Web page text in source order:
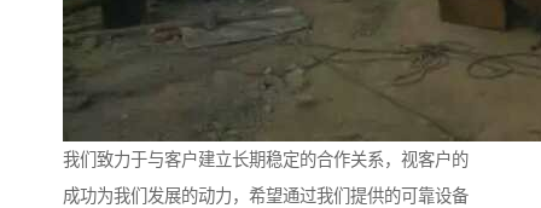
我们致力于与客户建立长期稳定的合作关系，视客户的
成功为我们发展的动力，希望通过我们提供的可靠设备